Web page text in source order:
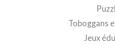
Toboggans
Jeux